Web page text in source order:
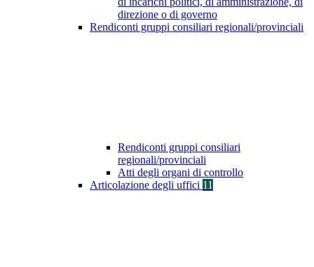
direzione o di governo
Rendiconti gruppi consiliari regionali/provinciali
Rendiconti gruppi consiliari
regionali/provinciali
Atti degli organi di controllo
Articolazione degli uffici 11